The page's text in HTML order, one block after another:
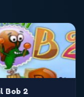
Bob 2